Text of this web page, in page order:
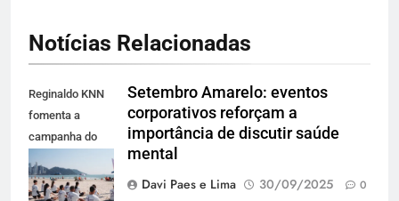
Notícias Relacionadas
Reginaldo KNN
fomenta a
campanha do
Amarelo com
Setembro Amarelo: eventos
corporativos reforçam a
importância de discutir saúde
mental
Davi Paes e Lima
30/09/2025 0